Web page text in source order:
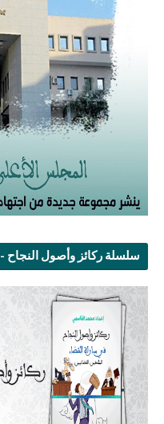
سلسلة ركائز وأصول النجاح - 10 اجزاء - القضاء المحاماة ...